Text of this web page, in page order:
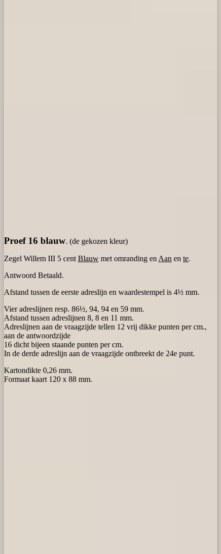
Proef 16 blauw. (de gekozen kleur)
Zegel Willem III 5 cent Blauw met omranding en Aan en te.
Antwoord Betaald.
Afstand tussen de eerste adreslijn en waardestempel is 4½ mm.
Vier adreslijnen resp. 86½, 94, 94 en 59 mm.
Afstand tussen adreslijnen 8, 8 en 11 mm.
Adreslijnen aan de vraagzijde tellen 12 vrij dikke punten per cm.,
aan de antwoordzijde
16 dicht bijeen staande punten per cm.
In de derde adreslijn aan de vraagzijde ontbreekt de 24e punt.
Kartondikte 0,26 mm.
Formaat kaart 120 x 88 mm.